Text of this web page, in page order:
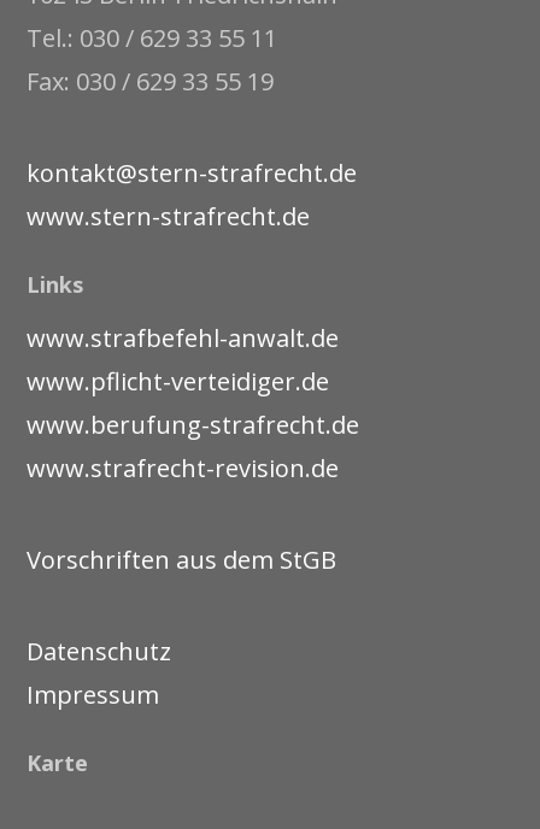
Tel.: 030 / 629 33 55 11
Fax: 030 / 629 33 55 19
kontakt@stern-strafrecht.de
www.stern-strafrecht.de
Links
www.strafbefehl-anwalt.de
www.pflicht-verteidiger.de
www.berufung-strafrecht.de
www.strafrecht-revision.de
Vorschriften aus dem StGB
Datenschutz
Impressum
Karte